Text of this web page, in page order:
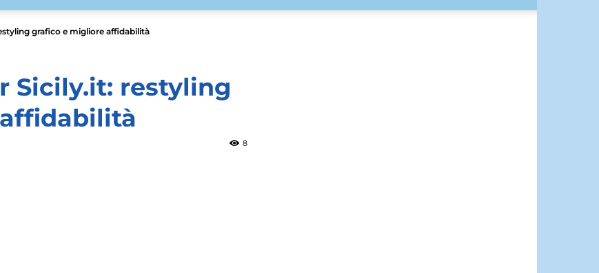
grafico e migliore affidabilità
Sicily.it: restyling
8